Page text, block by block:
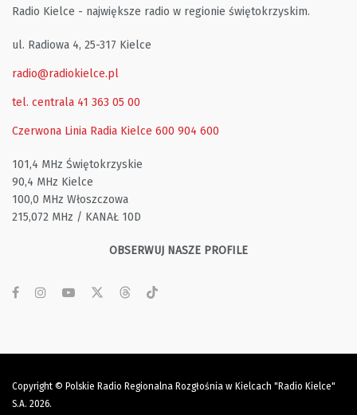
Radio Kielce - największe radio w regionie świętokrzyskim.
ul. Radiowa 4, 25-317 Kielce
radio@radiokielce.pl
tel. centrala 41 363 05 00
Czerwona Linia Radia Kielce 600 904 600
101,4 MHz Świętokrzyskie
90,4 MHz Kielce
100,0 MHz Włoszczowa
215,072 MHz / KANAŁ 10D
OBSERWUJ NASZE PROFILE
Copyright © Polskie Radio Regionalna Rozgłośnia w Kielcach "Radio Kielce"
S.A. 2026.